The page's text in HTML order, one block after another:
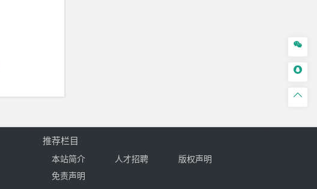



推荐栏目
本站简介 人才招聘
版权声明
免责声明